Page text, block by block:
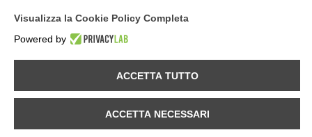
©2026 | Tutti i diritti riservati | P.IVA 02515260137 | REA
I contenuti del sito sono passibili di modifica da parte di Panozzo S.r.L
senza preavviso.
Visualizza la Cookie Policy Completa
Powered by
ACCETTA TUTTO
ACCETTA NECESSARI